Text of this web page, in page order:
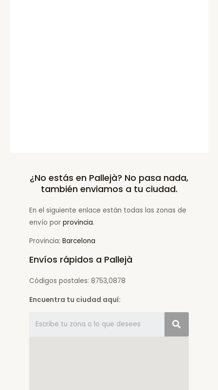
¿No estás en Pallejà? No pasa nada,
también enviamos a tu ciudad.
En el siguiente enlace están todas las zonas de
envío por provincia.
Provincia: Barcelona
Envíos rápidos a Pallejà
Códigos postales: 8753,0878
Encuentra tu ciudad aquí: